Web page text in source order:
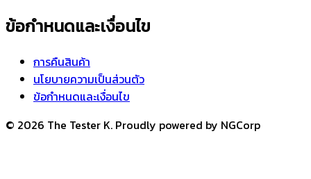
ข้อกำหนดและเงื่อนไข
การคืนสินค้า
นโยบายความเป็นส่วนตัว
ข้อกำหนดและเงื่อนไข
© 2026 The Tester K. Proudly powered by NGCorp